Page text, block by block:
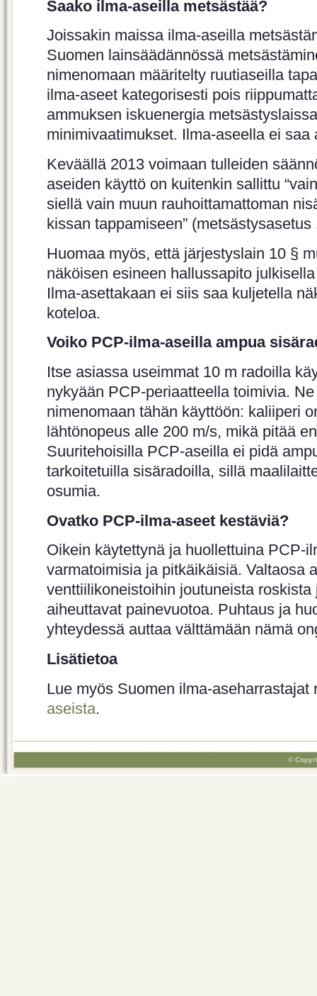
Saako ilma-aseilla metsästää?
Joissakin maissa ilma-aseilla
Suomen lainsäädännössä
nimenomaan määritelty ruutiaseilla
ilma-aseet kategorisesti pois
ammuksen iskuenergia
minimivaatimukset. Ilma-aseella ei saa
Keväällä 2013 voimaan tulleiden
aseiden käyttö on kuitenkin sallittu
siellä vain muun rauhoittamattoman
kissan tappamiseen”
Huomaa myös, että järjestyslain 10 §
näköisen esineen hallussapito
Ilma-asettakaan ei siis saa kuljetella
koteloa.
Voiko PCP-ilma-aseilla ampua
Itse asiassa useimmat 10 m radoilla
nykyään PCP-periaatteella toimivia.
nimenomaan tähän käyttöön: kaliiperi
lähtönopeus alle 200 m/s, mikä pitää
Suuritehoisilla PCP-aseilla ei pidä
tarkoitetuilla sisäradoilla, sillä
osumia.
Ovatko PCP-ilma-aseet kestäviä?
Oikein käytettynä ja huollettuina PCP-
varmatoimisia ja pitkäikäisiä. Valtaosa
venttiilikoneistoihin joutuneista
aiheuttavat painevuotoa. Puhtaus ja
yhteydessä auttaa välttämään nämä
Lisätietoa
Lue myös Suomen ilma-aseharrastajat
aseista.
©